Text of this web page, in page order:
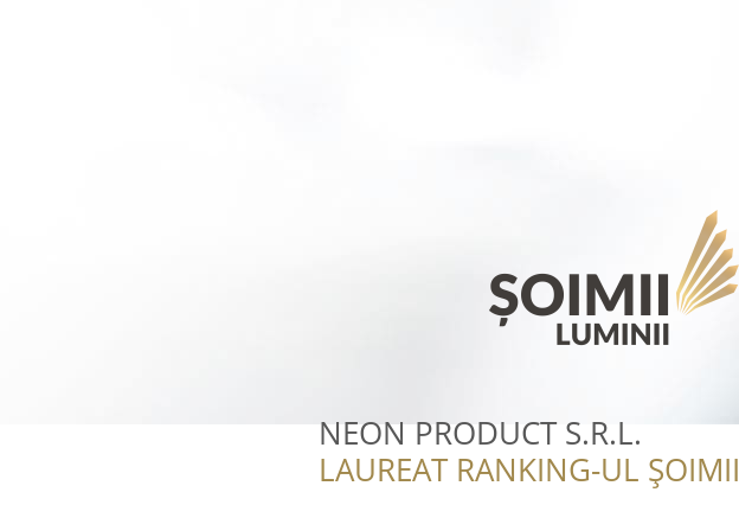
NEON PRODUCT S.R.L.
LAUREAT RANKING-UL ȘOIMII